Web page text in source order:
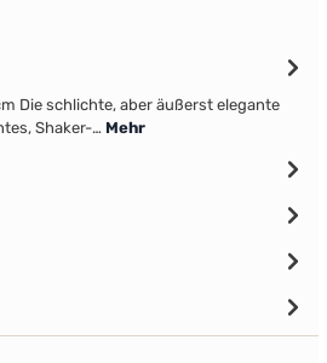
Die schlichte, aber äußerst elegante
Shaker-… Mehr